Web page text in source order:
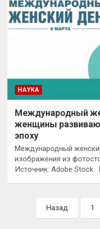
НАУКА
Международный
женщины
эпоху
Международный
изображения из
Источник: Adobe Stock
Пагинация
записей
Назад 1